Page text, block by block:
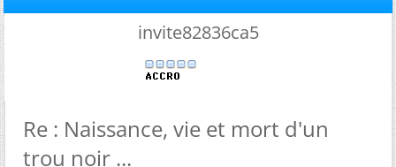
invite82836ca5
Re : Naissance, vie et mort d'un
trou noir ...